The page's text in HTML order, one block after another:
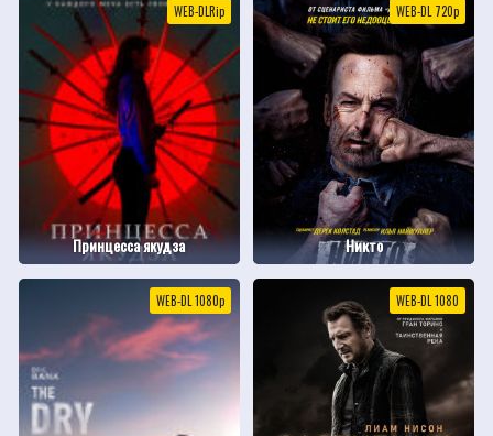
WEB-DLRip
Принцесса якудза
WEB-DL 720p
Никто
WEB-DL 1080p WEB-DL 1080